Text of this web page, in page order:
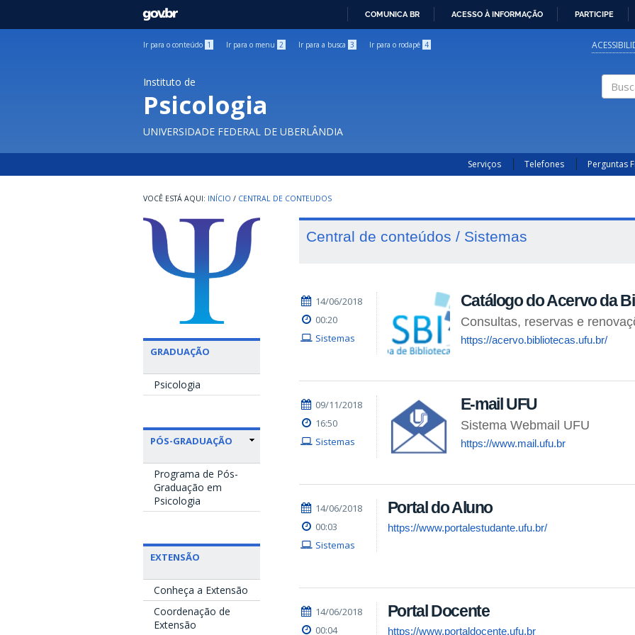
GOVBR
COMUNICA BR ACESSO À INFORMAÇÃO PARTICIPE
Ir para o conteúdo 1 Ir para o menu 2 Ir para a busca 3 Ir para o rodapé 4
Instituto de
Psicologia
UNIVERSIDADE FEDERAL DE UBERLÂNDIA
Serviços Telefones Perguntas
INÍCIO / CENTRAL DE CONTEUDOS
GRADUAÇÃO
Psicologia
PÓS-GRADUAÇÃO
Programa de Pós-
Graduação em
Psicologia
EXTENSÃO
Conheça a Extensão
Coordenação de
Extensão
Central de conteúdos / Sistemas
14/06/2018
00:20
Sistemas
Catálogo do Acervo da
Consultas, reservas e
https://acervo.bibliotecas.ufu.br/
09/11/2018
16:50
Sistemas
E-mail UFU
Sistema Webmail UFU
https://www.mail.ufu.br
14/06/2018
00:03
Sistemas
Portal do Aluno
https://www.portalestudante.ufu.br/
14/06/2018
00:04
Portal Docente
https://www.portaldocente.ufu.br